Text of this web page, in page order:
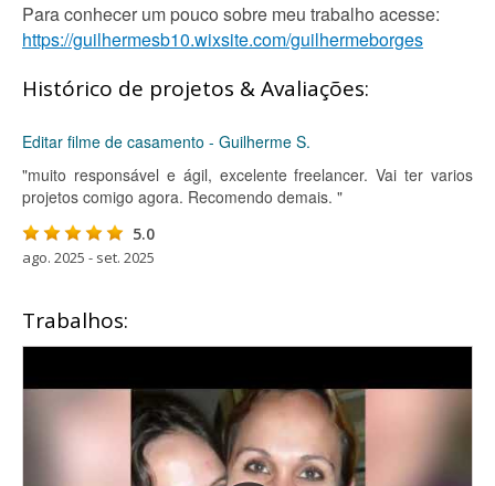
Para conhecer um pouco sobre meu trabalho acesse:
https://guilhermesb10.wixsite.com/guilhermeborges
Histórico de projetos & Avaliações:
Editar filme de casamento - Guilherme S.
"muito responsável e ágil, excelente freelancer. Vai ter varios
projetos comigo agora. Recomendo demais. "
5.0
ago. 2025 - set. 2025
Trabalhos: